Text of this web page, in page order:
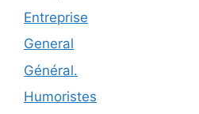
Entreprise
General
Général.
Humoristes